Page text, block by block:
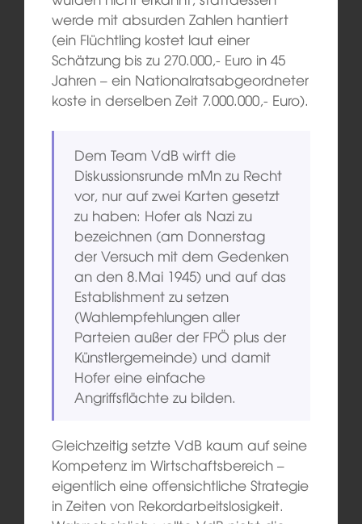
werde mit absurden Zahlen hantiert
(ein Flüchtling kostet laut einer
Schätzung bis zu 270.000,- Euro in 45
Jahren – ein Nationalratsabgeordneter
koste in derselben Zeit 7.000.000,- Euro).
Dem Team VdB wirft die
Diskussionsrunde mMn zu Recht
vor, nur auf zwei Karten gesetzt
zu haben: Hofer als Nazi zu
bezeichnen (am Donnerstag
der Versuch mit dem Gedenken
an den 8.Mai 1945) und auf das
Establishment zu setzen
(Wahlempfehlungen aller
Parteien außer der FPÖ plus der
Künstlergemeinde) und damit
Hofer eine einfache
Angriffsflächte zu bilden.
Gleichzeitig setzte VdB kaum auf seine
Kompetenz im Wirtschaftsbereich –
eigentlich eine offensichtliche Strategie
in Zeiten von Rekordarbeitslosigkeit.